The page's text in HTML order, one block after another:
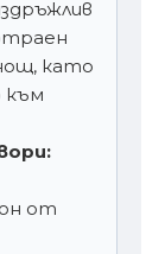
като
към
от